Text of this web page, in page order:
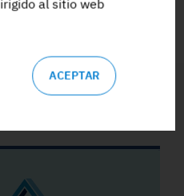
al sitio web
ACEPTAR